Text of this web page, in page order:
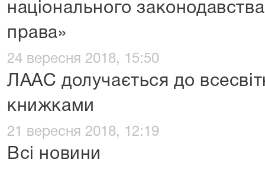
національного
права»
24 вересня 2018, 15:50
ЛААС долучається до
книжками
21 вересня 2018, 12:19
Всі новини